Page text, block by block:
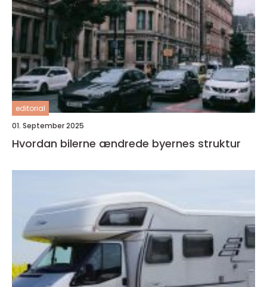
editorial
01. September 2025
Hvordan bilerne ændrede byernes struktur